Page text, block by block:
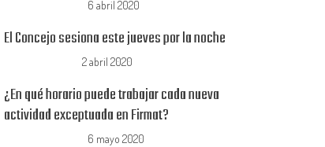
6 abril 2020
El Concejo sesiona este jueves por la noche
2 abril 2020
¿En qué horario puede trabajar cada nueva
actividad exceptuada en Firmat?
6 mayo 2020